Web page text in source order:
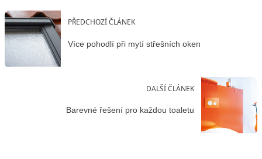
PŘEDCHOZÍ ČLÁNEK
Více pohodlí při mytí střešních oken
DALŠÍ ČLÁNEK
Barevné řešení pro každou toaletu